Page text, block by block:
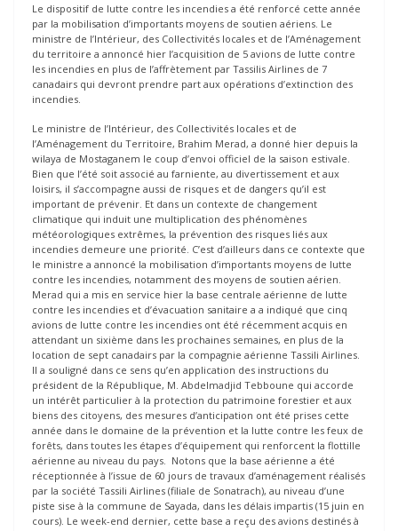
Le dispositif de lutte contre les incendies a été renforcé cette année
par la mobilisation d’importants moyens de soutien aériens. Le
ministre de l’Intérieur, des Collectivités locales et de l’Aménagement
du territoire a annoncé hier l’acquisition de 5 avions de lutte contre
les incendies en plus de l’affrètement par Tassilis Airlines de 7
canadairs qui devront prendre part aux opérations d’extinction des
incendies.
Le ministre de l’Intérieur, des Collectivités locales et de
l’Aménagement du Territoire, Brahim Merad, a donné hier depuis la
wilaya de Mostaganem le coup d’envoi officiel de la saison estivale.
Bien que l’été soit associé au farniente, au divertissement et aux
loisirs, il s’accompagne aussi de risques et de dangers qu’il est
important de prévenir. Et dans un contexte de changement
climatique qui induit une multiplication des phénomènes
météorologiques extrêmes, la prévention des risques liés aux
incendies demeure une priorité. C’est d’ailleurs dans ce contexte que
le ministre a annoncé la mobilisation d’importants moyens de lutte
contre les incendies, notamment des moyens de soutien aérien.
Merad qui a mis en service hier la base centrale aérienne de lutte
contre les incendies et d’évacuation sanitaire a a indiqué que cinq
avions de lutte contre les incendies ont été récemment acquis en
attendant un sixième dans les prochaines semaines, en plus de la
location de sept canadairs par la compagnie aérienne Tassili Airlines.
Il a souligné dans ce sens qu’en application des instructions du
président de la République, M. Abdelmadjid Tebboune qui accorde
un intérêt particulier à la protection du patrimoine forestier et aux
biens des citoyens, des mesures d’anticipation ont été prises cette
année dans le domaine de la prévention et la lutte contre les feux de
forêts, dans toutes les étapes d’équipement qui renforcent la flottille
aérienne au niveau du pays. Notons que la base aérienne a été
réceptionnée à l’issue de 60 jours de travaux d’aménagement réalisés
par la société Tassili Airlines (filiale de Sonatrach), au niveau d’une
piste sise à la commune de Sayada, dans les délais impartis (15 juin en
cours). Le week-end dernier, cette base a reçu des avions destinés à